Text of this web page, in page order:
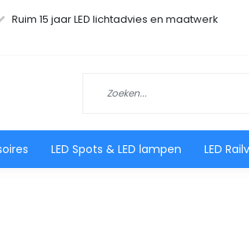
Ruim 15 jaar LED lichtadvies en maatwerk
LED Spots & LED lampen LED